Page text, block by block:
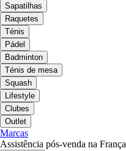
Sapatilhas
Raquetes
Ténis
Pádel
Badminton
Ténis de mesa
Squash
Lifestyle
Clubes
Outlet
Marcas
Assistência pós-venda na França